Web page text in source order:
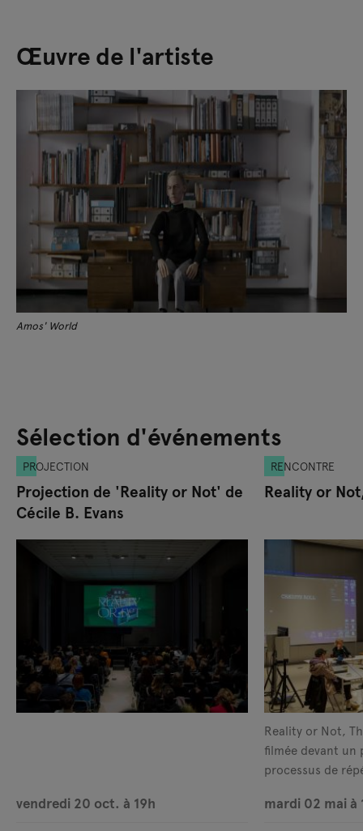
Œuvre de l'artiste
Amos' World
Sélection d'événements
PROJECTION
Projection de 'Reality or Not' de
Cécile B. Evans
vendredi 20 oct. à 19h
RENCONTRE
Reality or
Reality or Not,
filmée devant un
processus de
Evans, Reality or
mardi 02 mai à